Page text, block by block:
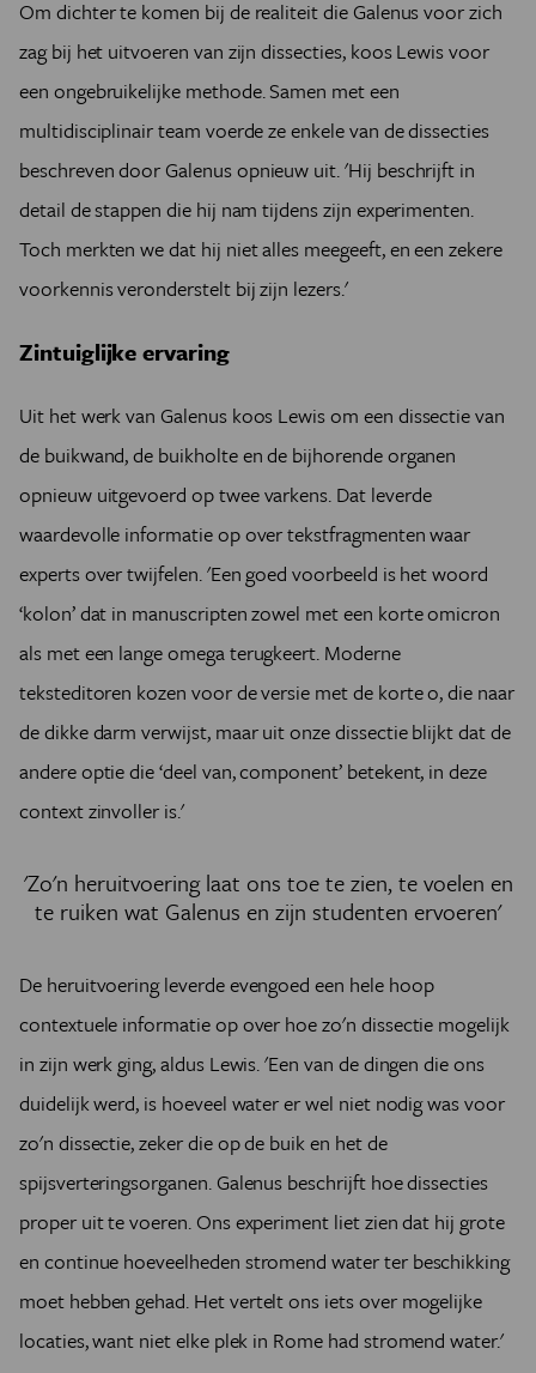
Om dichter te komen bij de realiteit die Galenus voor zich
zag bij het uitvoeren van zijn dissecties, koos Lewis voor
een ongebruikelijke methode. Samen met een
multidisciplinair team voerde ze enkele van de dissecties
beschreven door Galenus opnieuw uit. 'Hij beschrijft in
detail de stappen die hij nam tijdens zijn experimenten.
Toch merkten we dat hij niet alles meegeeft, en een zekere
voorkennis veronderstelt bij zijn lezers.'
Zintuiglijke ervaring
Uit het werk van Galenus koos Lewis om een dissectie van
de buikwand, de buikholte en de bijhorende organen
opnieuw uitgevoerd op twee varkens. Dat leverde
waardevolle informatie op over tekstfragmenten waar
experts over twijfelen. 'Een goed voorbeeld is het woord
‘kolon’ dat in manuscripten zowel met een korte omicron
als met een lange omega terugkeert. Moderne
teksteditoren kozen voor de versie met de korte o, die naar
de dikke darm verwijst, maar uit onze dissectie blijkt dat de
andere optie die ‘deel van, component’ betekent, in deze
context zinvoller is.'
'Zo'n heruitvoering laat ons toe te zien, te voelen en
te ruiken wat Galenus en zijn studenten ervoeren'
De heruitvoering leverde evengoed een hele hoop
contextuele informatie op over hoe zo'n dissectie mogelijk
in zijn werk ging, aldus Lewis. 'Een van de dingen die ons
duidelijk werd, is hoeveel water er wel niet nodig was voor
zo'n dissectie, zeker die op de buik en het de
spijsverteringsorganen. Galenus beschrijft hoe dissecties
proper uit te voeren. Ons experiment liet zien dat hij grote
en continue hoeveelheden stromend water ter beschikking
moet hebben gehad. Het vertelt ons iets over mogelijke
locaties, want niet elke plek in Rome had stromend water.'